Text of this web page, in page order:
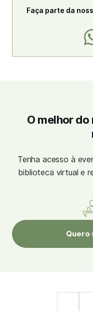
Faça parte da
O melhor
Tenha acesso à
biblioteca virtual e
Quero